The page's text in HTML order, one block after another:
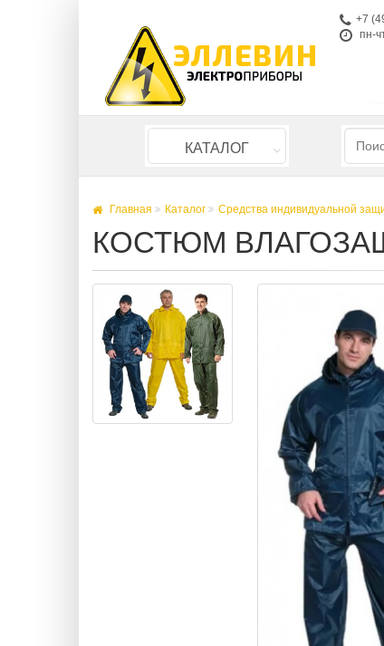
+7
пн-
КАТАЛОГ
Главная Каталог Средства индивидуальной
КОСТЮМ